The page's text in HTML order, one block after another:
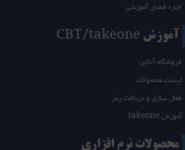
اجاره فضای آموزشی
آموزش CBT/takeone
فروشگاه آنلاین
لیست محصولات
فعال سازی و دریافت رمز
آموزش takeone
محصولات نرم افزاری